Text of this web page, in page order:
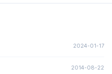
2024-01-17
2014-08-22